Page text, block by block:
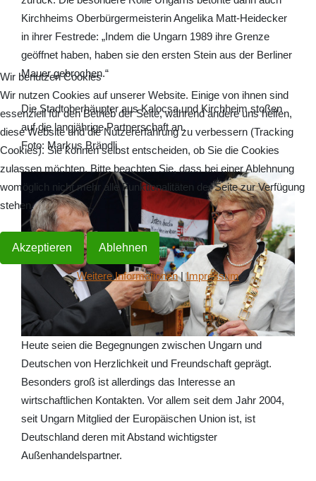
Kirchheims Oberbürgermeisterin Angelika Matt-Heidecker
in ihrer Festrede: „Indem die Ungarn 1989 ihre Grenze
geöffnet haben, haben sie den ersten Stein aus der Berliner
Mauer gebrochen.“
Die Stadtoberhäupter aus Kalocsa und Kirchheim stoßen
auf die langjährige Partnerschaft an.
Foto: Markus Brändli
Heute seien die Begegnungen zwischen Ungarn und
Deutschen von Herzlichkeit und Freundschaft geprägt.
Besonders groß ist allerdings das Interesse an
wirtschaftlichen Kontakten. Vor allem seit dem Jahr 2004,
seit Ungarn Mitglied der Europäischen Union ist, ist
Deutschland deren mit Abstand wichtigster
Außenhandelspartner.
Wir benutzen Cookies
Wir nutzen Cookies auf unserer Website. Einige von ihnen sind
essenziell für den Betrieb der Seite, während andere uns helfen,
diese Website und die Nutzererfahrung zu verbessern (Tracking
Cookies). Sie können selbst entscheiden, ob Sie die Cookies
zulassen möchten. Bitte beachten Sie, dass bei einer Ablehnung
womöglich nicht mehr alle Funktionalitäten der Seite zur Verfügung
stehen.
Akzeptieren Ablehnen
Weitere Informationen|Impressum